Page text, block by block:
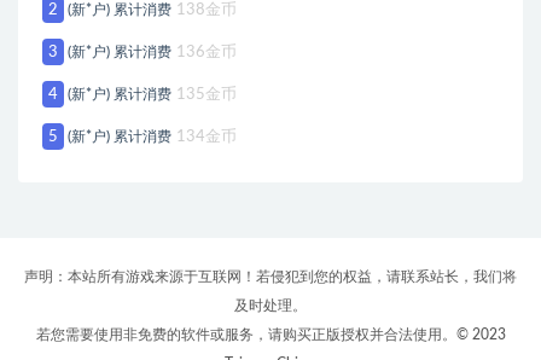
2 (新*户) 累计消费 138金币
3 (新*户) 累计消费 136金币
4 (新*户) 累计消费 135金币
5 (新*户) 累计消费 134金币
声明：本站所有游戏来源于互联网！若侵犯到您的权益，请联系站长，我们将
及时处理。
若您需要使用非免费的软件或服务，请购买正版授权并合法使用。© 2023